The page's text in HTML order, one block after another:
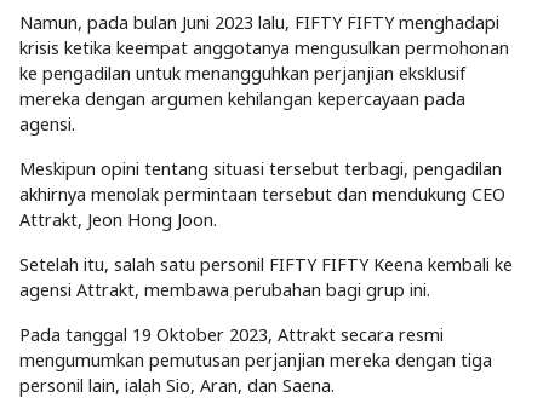
Namun, pada bulan Juni 2023 lalu, FIFTY FIFTY menghadapi
krisis ketika keempat anggotanya mengusulkan permohonan
ke pengadilan untuk menangguhkan perjanjian eksklusif
mereka dengan argumen kehilangan kepercayaan pada
agensi.
Meskipun opini tentang situasi tersebut terbagi, pengadilan
akhirnya menolak permintaan tersebut dan mendukung CEO
Attrakt, Jeon Hong Joon.
Setelah itu, salah satu personil FIFTY FIFTY Keena kembali ke
agensi Attrakt, membawa perubahan bagi grup ini.
Pada tanggal 19 Oktober 2023, Attrakt secara resmi
mengumumkan pemutusan perjanjian mereka dengan tiga
personil lain, ialah Sio, Aran, dan Saena.